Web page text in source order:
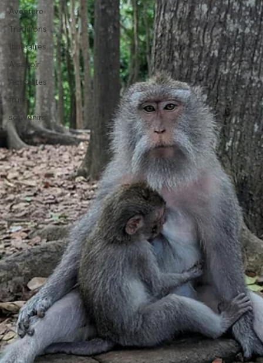
Aventure
Traditions
Itinéraires
A savoir
Actualités
fruits
souvenirs